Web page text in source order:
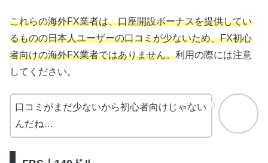
これらの海外FX業者は、口座開設ボーナスを提供してい
るものの日本人ユーザーの口コミが少ないため、FX初心
者向けの海外FX業者ではありません。利用の際には注意
してください。
口コミがまだ少ないから初心者向けじゃない
んだね…